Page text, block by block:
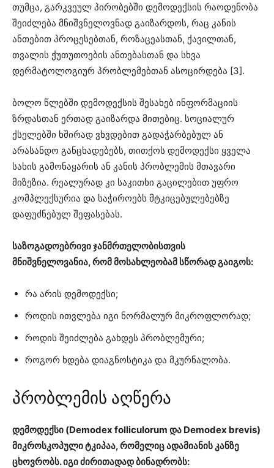
თუმცა, გარკვეულ პირობებში დემოდექსის რაოდენობა
შეიძლება მნიშვნელოვნად გაიზარდოს, რაც კანის
ანთებით პროცესებთან, როზაცეასთან, ქავილთან,
თვალის ქუთუთოების ანთებასთან და სხვა
დერმატოლოგიურ პრობლემებთან ასოცირდება [3].
ბოლო წლებში დემოდექსის შესახებ ინფორმაციის
ზრდასთან ერთად გაიზარდა მითებიც. სოციალურ
ქსელებში ხშირად ვხვდებით გადაჭარბებულ ან
არასანდო განცხადებებს, თითქოს დემოდექსი ყველა
სახის გამონაყარის ან კანის პრობლემის მთავარი
მიზეზია. რეალურად კი საკითხი გაცილებით უფრო
კომპლექსურია და საჭიროებს მტკიცებულებებზე
დაფუძნებულ შეფასებას.
საზოგადოებრივი ჯანმრთელობისთვის
მნიშვნელოვანია, რომ მოსახლეობამ სწორად გაიგოს:
რა არის დემოდექსი;
როდის ითვლება იგი ნორმალურ მიკროფლორად;
როდის შეიძლება გახდეს პრობლემური;
როგორ ხდება დიაგნოსტიკა და მკურნალობა.
პრობლემის აღწერა
დემოდექსი (Demodex folliculorum და Demodex brevis)
მიკროსკოპული ტკიპაა, რომელიც ადამიანის კანზე
ცხოვრობს. იგი ძირითადად ბინადრობს: